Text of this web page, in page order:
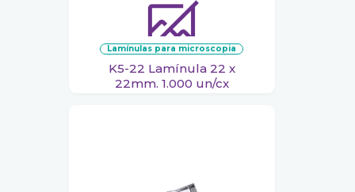
lamínulas para microscopia
K5-22 Lamínula 22 x
22mm. 1.000 un/cx